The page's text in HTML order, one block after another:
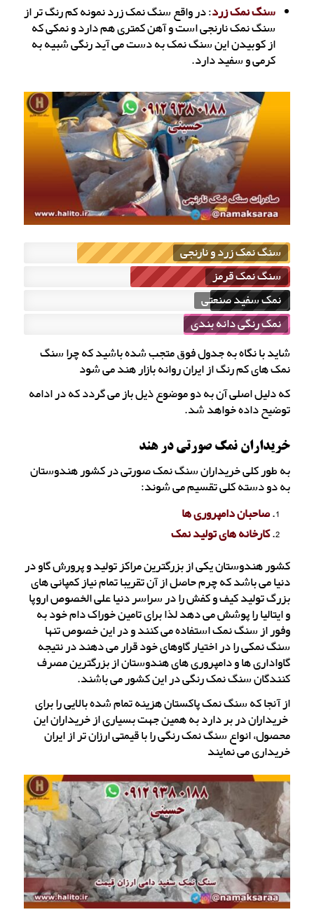
سنگ نمک زرد: در واقع سنگ نمک زرد نمونه کم رنگ تر از
سنگ نمک نارنجی است و آهن کمتری هم دارد و نمکی که
از کوبیدن این سنگ نمک به دست می آید رنگی شبیه به
کرمی و سفید دارد.
سنگ نمک زرد و نارنجی
سنگ نمک قرمز
نمک سفید صنعتی
نمک رنگی دانه بندی
شاید با نگاه به جدول فوق متجب شده باشید که چرا سنگ
نمک های کم رنگ از ایران روانه بازار هند می شود
که دلیل اصلی آن به دو موضوع ذیل باز می گردد که در ادامه
توضیح داده خواهد شد.
خریداران نمک صورتی در هند
به طور کلی خریداران سنگ نمک صورتی در کشور هندوستان
به دو دسته کلی تقسیم می شوند:
صاحبان دامپروری ها
کارخانه های تولید نمک
کشور هندوستان یکی از بزرگترین مراکز تولید و پرورش گاو در
دنیا می باشد که چرم حاصل از آن تقریبا تمام نیاز کمپانی های
بزرگ تولید کیف و کفش را در سراسر دنیا علی الخصوص اروپا
و ایتالیا را پوشش می دهد لذا برای تامین خوراک دام خود به
وفور از سنگ نمک استفاده می کنند و در این خصوص تنها
سنگ نمکی را در اختیار گاوهای خود قرار می دهند در نتیجه
گاواداری ها و دامپروری های هندوستان از بزرگترین مصرف
کنندگان سنگ نمک رنگی در این کشور می باشند.
از آنجا که سنگ نمک پاکستان هزینه تمام شده بالایی را برای
خریداران در بر دارد به همین جهت بسیاری از خریداران این
محصول، انواع سنگ نمک رنگی را با قیمتی ارزان تر از ایران
خریداری می نمایند